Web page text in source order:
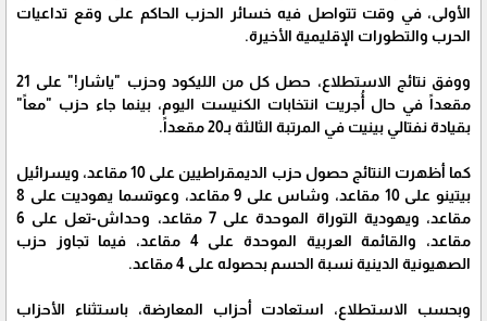
الأولى، في وقت تتواصل فيه خسائر الحزب الحاكم على وقع تداعيات
الحرب والتطورات الإقليمية الأخيرة.
ووفق نتائج الاستطلاع، حصل كل من الليكود وحزب "ياشار!" على 21
مقعداً في حال أُجريت انتخابات الكنيست اليوم، بينما جاء حزب "معاً"
بقيادة نفتالي بينيت في المرتبة الثالثة بـ20 مقعداً.
كما أظهرت النتائج حصول حزب الديمقراطيين على 10 مقاعد، ويسرائيل
بيتينو على 10 مقاعد، وشاس على 9 مقاعد، وعوتسما يهوديت على 8
مقاعد، ويهودية التوراة الموحدة على 7 مقاعد، وحداش-تعل على 6
مقاعد، والقائمة العربية الموحدة على 4 مقاعد، فيما تجاوز حزب
الصهيونية الدينية نسبة الحسم بحصوله على 4 مقاعد.
وبحسب الاستطلاع، استعادت أحزاب المعارضة، باستثناء الأحزاب